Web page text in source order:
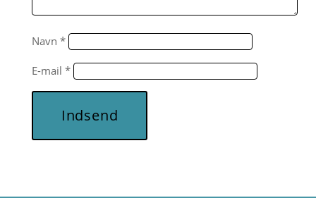
Navn *
E-mail *
Indsend